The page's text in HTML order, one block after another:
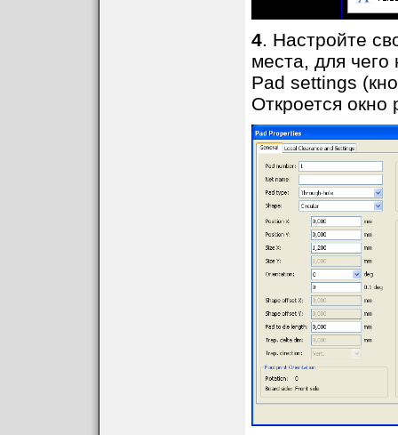
4. Настройте
места, для чего
Pad settings
Откроется окно